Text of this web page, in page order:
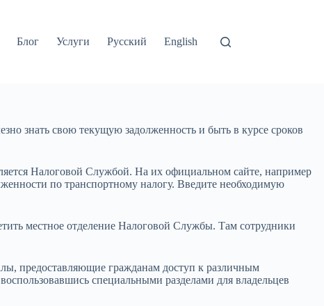
Блог Услуги Русский English
знать свою текущую задолженность и быть в курсе сроков
Налоговой Службой. На их официальном сайте, например
по транспортному налогу. Введите необходимую
местное отделение Налоговой Службы. Там сотрудники
предоставляющие гражданам доступ к различным
специальными разделами для владельцев